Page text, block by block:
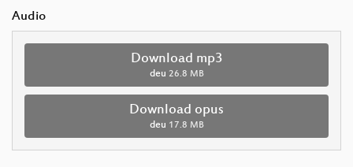
Audio
Download mp3
deu 26.8 MB
Download opus
deu 17.8 MB